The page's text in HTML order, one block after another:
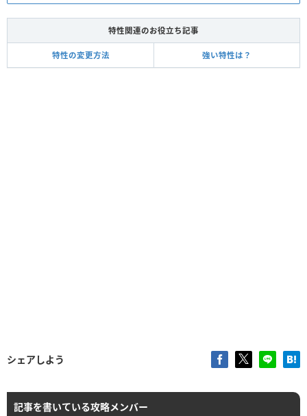
特性関連のお役立ち記事
特性の変更方法 強い特性は？
シェアしよう
記事を書いている攻略メンバー